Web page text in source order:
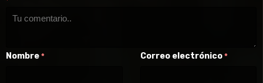
Nombre * Correo electrónico *